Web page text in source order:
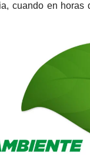
cuando en horas